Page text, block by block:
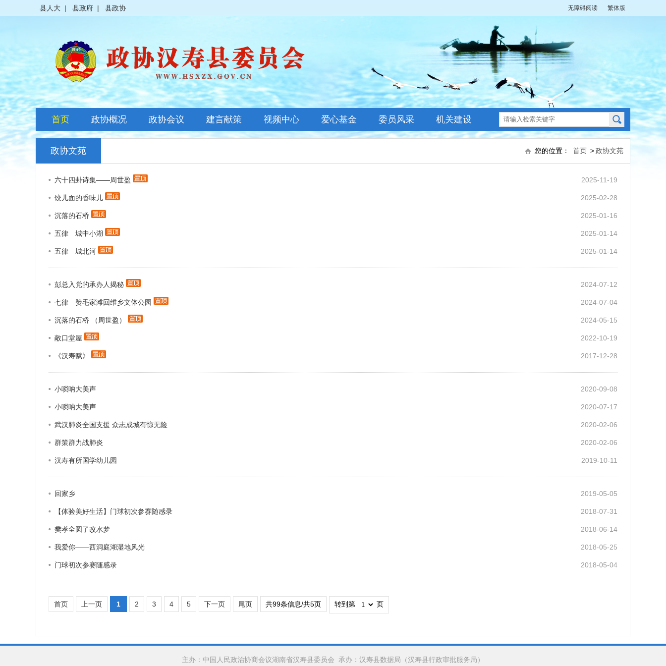
无障碍阅读 繁体版
县人大 | 县政府 | 县政协
首页 政协概况
领导之窗
政协委员
政协机构
政协会议
常委会议
建言献策 视频中心 爱心基金
善款公示
委员风采 机关建设
您的位置： 首页 >政协文苑
政协文苑
2025-11-19
六十四卦诗集——周世盈
2025-02-28
饺儿面的香味儿
2025-01-16
沉落的石桥
2025-01-14
五律 城中小湖
2025-01-14
五律 城北河
2024-07-12
彭总入党的承办人揭秘
2024-07-04
七律 赞毛家滩回维乡文体公园
2024-05-15
沉落的石桥 （周世盈）
2022-10-19
敞口堂屋
2017-12-28
《汉寿赋》
2020-09-08
小唢呐大美声
2020-07-17
小唢呐大美声
2020-02-06
武汉肺炎全国支援 众志成城有惊无险
2020-02-06
群策群力战肺炎
2019-10-11
汉寿有所国学幼儿园
2019-05-05
回家乡
2018-07-31
【体验美好生活】门球初次参赛随感录
2018-06-14
樊孝全圆了改水梦
2018-05-25
我爱你——西洞庭湖湿地风光
2018-05-04
门球初次参赛随感录
首页 上一页 1 2 3 4 5 下一页 尾页 共99条信息/共5页 转到第 页
主办：中国人民政治协商会议湖南省汉寿县委员会 承办：汉寿县数据局（汉寿县行政审批服务局）